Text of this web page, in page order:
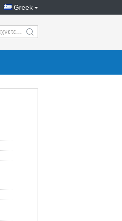
Greek
search